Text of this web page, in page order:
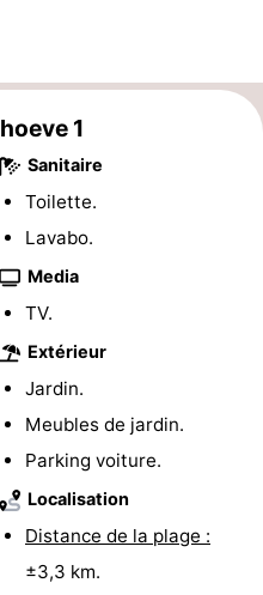
1
Sanitaire
Toilette.
Lavabo.
Media
TV.
Extérieur
Jardin.
Meubles de jardin.
Parking voiture.
Localisation
Distance de la plage :
±3,3 km.